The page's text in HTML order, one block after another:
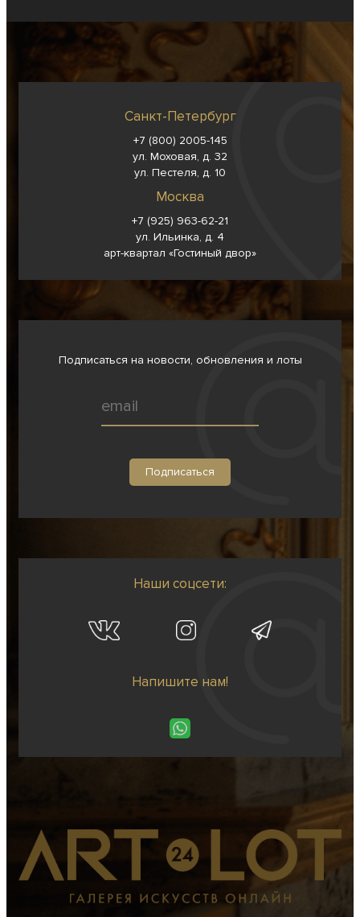
Санкт-Петербург
+7 (800) 2005-145
ул. Моховая, д. 32
ул. Пестеля, д. 10
Москва
+7 (925) 963-62-21
ул. Ильинка, д. 4
арт-квартал «Гостиный двор»
Подписаться на новости, обновления и лоты
Наши соцсети:
Напишите нам!